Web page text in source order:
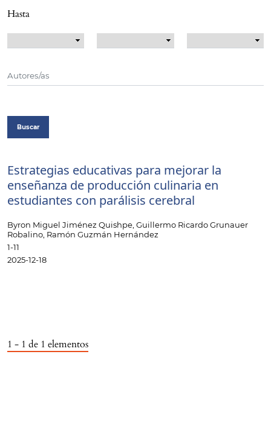
Hasta
Buscar
Estrategias educativas para mejorar la
enseñanza de producción culinaria en
estudiantes con parálisis cerebral
Byron Miguel Jiménez Quishpe, Guillermo Ricardo Grunauer
Robalino, Ramón Guzmán Hernández
1-11
2025-12-18
1 - 1 de 1 elementos